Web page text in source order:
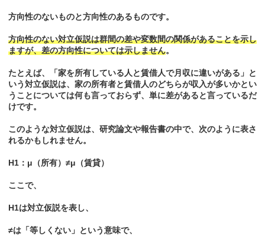
方向性のないものと方向性のあるものです。
方向性のない対立仮説は群間の差や変数間の関係があることを示し
ますが、差の方向性については示しません。
たとえば、「家を所有している人と賃借人で月収に違いがある」と
いう対立仮説は、家の所有者と賃借人のどちらが収入が多いかとい
うことについては何も言っておらず、単に差があると言っているだ
けです。
このような対立仮説は、研究論文や報告書の中で、次のように表さ
れるかもしれません。
H1：μ（所有）≠μ（賃貸）
ここで、
H1は対立仮説を表し、
≠は「等しくない」という意味で、